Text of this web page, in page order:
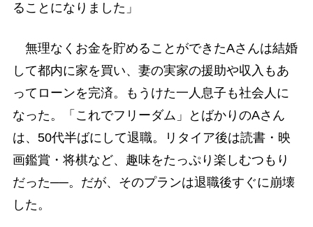
ることになりました」
無理なくお金を貯めることができたAさんは結婚
して都内に家を買い、妻の実家の援助や収入もあ
ってローンを完済。もうけた一人息子も社会人に
なった。「これでフリーダム」とばかりのAさん
は、50代半ばにして退職。リタイア後は読書・映
画鑑賞・将棋など、趣味をたっぷり楽しむつもり
だった──。だが、そのプランは退職後すぐに崩壊
した。